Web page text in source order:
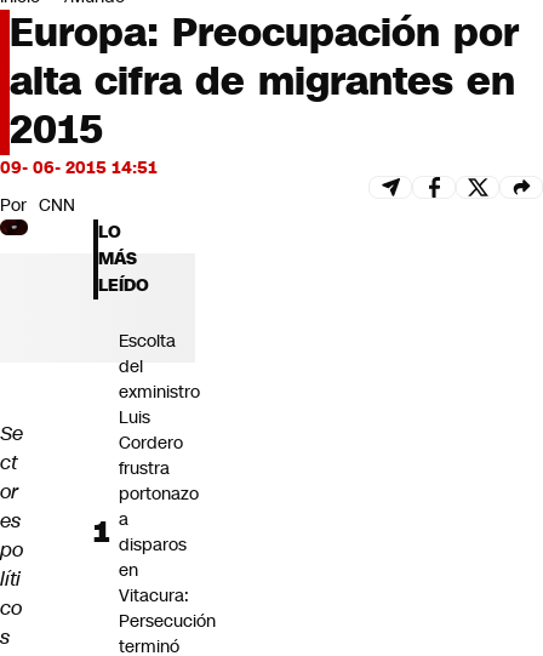
Deportes
Programas completos
Cultura
Servicios
Bits
CNN tiempo
Futuro 360
Opinión
Europa: Preocupación por
alta cifra de migrantes en
2015
09- 06- 2015 14:51
Por CNN
Se
ct
or
es
po
líti
co
s
LO
MÁS
LEÍDO
Escolta
del
exministro
Luis
Cordero
frustra
portonazo
a
disparos
en
Vitacura:
Persecución
terminó